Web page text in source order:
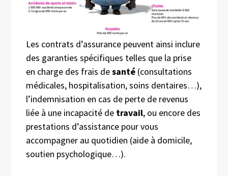
Les contrats d’assurance peuvent ainsi inclure
des garanties spécifiques telles que la prise
en charge des frais desanté (consultations
médicales, hospitalisation, soins dentaires…),
l’indemnisation en cas de perte de revenus
liée à une incapacité de travail, ou encore des
prestations d’assistance pour vous
accompagner au quotidien (aide à domicile,
soutien psychologique…).